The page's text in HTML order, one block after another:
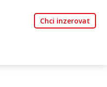
Chci inzerovat